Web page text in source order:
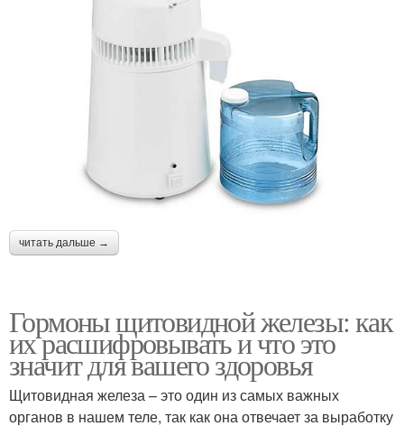
читать дальше →
Гормоны щитовидной железы: как
их расшифровывать и что это
значит для вашего здоровья
Щитовидная железа – это один из самых важных
органов в нашем теле, так как она отвечает за выработку